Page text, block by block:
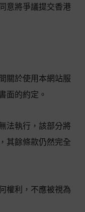
意將爭議提交香港
關於使用本網站服
面的約定。
法執行，該部分將
其餘條款仍然完全
權利，不應被視為